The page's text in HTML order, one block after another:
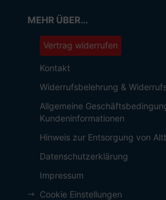
MEHR ÜBER...
Vertrag widerrufen
Kontakt
Widerrufsbelehrung &
Allgemeine
Kundeninformationen
Hinweis zur Entsorgung von
Datenschutzerklärung
Impressum
Cookie Einstellungen